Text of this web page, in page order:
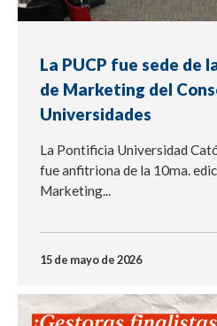
La PUCP fue sede de
de Marketing del
Universidades
La Pontificia Universidad
fue anfitriona de la 10ma.
Marketing...
15 de mayo de 2026
NOTICIA